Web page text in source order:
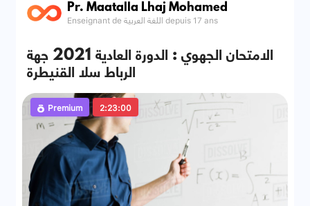
Pr. Maatalla Lhaj Mohamed
Enseignant de اللغة العربية depuis 17 ans
الامتحان الجهوي : الدورة العادية 2021 جهة
الرباط سلا القنيطرة
Premium 2:23:00